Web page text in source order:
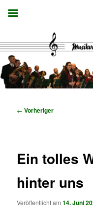
primären
Inhalt
springenMusikverein
Beitragsnavigation
← Vorheriger
Ein tolles
hinter uns
Veröffentlicht am14. Juni